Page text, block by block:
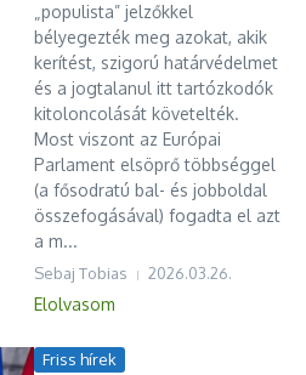
„populista” jelzőkkel
bélyegezték meg azokat, akik
kerítést, szigorú határvédelmet
és a jogtalanul itt tartózkodók
kitoloncolását követelték.
Most viszont az Európai
Parlament elsöprő többséggel
(a fősodratú bal- és jobboldal
összefogásával) fogadta el azt
a m...
Sebaj Tobias 2026.03.26.
Elolvasom
Friss hírek